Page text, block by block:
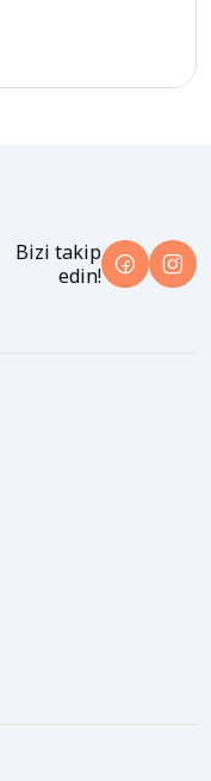
Bizi takip
edin!